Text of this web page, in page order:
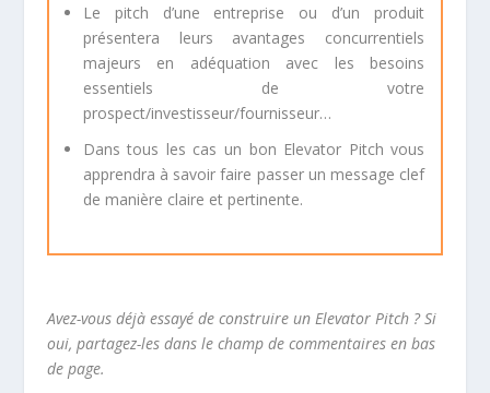
Le pitch d’une entreprise ou d’un produit
présentera leurs avantages concurrentiels
majeurs en adéquation avec les besoins
essentiels de votre
prospect/investisseur/fournisseur…
Dans tous les cas un bon Elevator Pitch vous
apprendra à savoir faire passer un message clef
de manière claire et pertinente.
Avez-vous déjà essayé de construire un Elevator Pitch ? Si
oui, partagez-les dans le champ de commentaires en bas
de page.